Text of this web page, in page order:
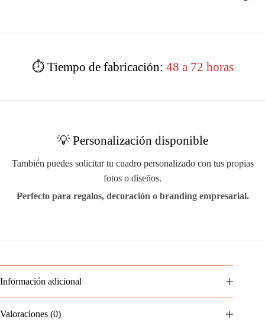
⏱️ Tiempo de fabricación: 48 a 72 horas
💡 Personalización disponible
También puedes solicitar tu cuadro personalizado con tus propias
fotos o diseños.
Perfecto para regalos, decoración o branding empresarial.
Información adicional
Valoraciones (0)